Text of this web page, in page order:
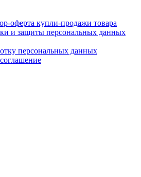
оферта купли-продажи товара
и защиты персональных данных
персональных данных